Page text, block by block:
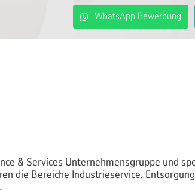
WhatsApp Bewerbung
& Services Unternehmensgruppe
die Bereiche Industrieservice,